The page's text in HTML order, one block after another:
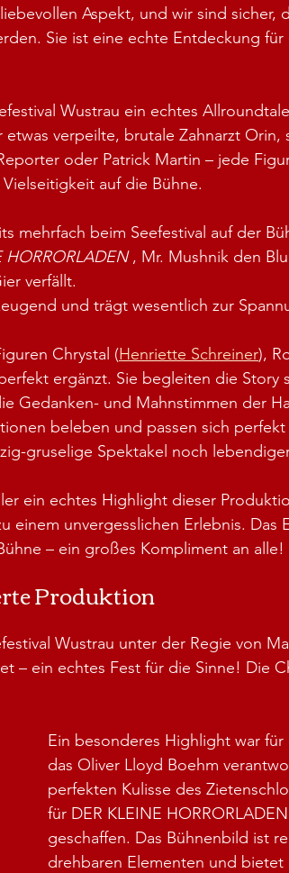
Aspekt, und wir sind sicher,
Sie ist eine echte Entdeckung
Wustrau ein echtes
verpeilte, brutale Zahnarzt Orin,
oder Patrick Martin – jede
auf die Bühne.
mehrfach beim Seefestival auf der
HORRORLADEN , Mr. Mushnik den
verfällt.
und trägt wesentlich zur
Chrystal (Henriette Schreiner),
ergänzt. Sie begleiten die Story
Gedanken- und Mahnstimmen der
beleben und passen sich
gruselige Spektakel noch
ein echtes Highlight dieser
einem unvergesslichen Erlebnis. Das
– ein großes Kompliment an alle!
Produktion
Wustrau unter der Regie von
– ein echtes Fest für die Sinne! Die
Ein besonderes Highlight war
das Oliver Lloyd Boehm
perfekten Kulisse des
für DER KLEINE
geschaffen. Das Bühnenbild ist
drehbaren Elementen und